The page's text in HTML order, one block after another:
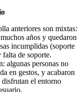
anteriores son mixtas:
años y quedaron
incumplidas (soporte
de soporte.
algunas personas no
en gestos, y acabaron
disfrutan el entorno